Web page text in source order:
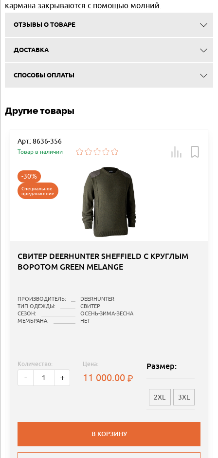
кармана закрываются с помощью молний.
ОТЗЫВЫ О ТОВАРЕ
ДОСТАВКА
СПОСОБЫ ОПЛАТЫ
Другие товары
Арт.: 8636-356
Товар в наличии
-30%
Специальное
предложение
СВИТЕР DEERHUNTER SHEFFIELD С КРУГЛЫМ
ВОРОТОМ GREEN MELANGE
ПРОИЗВОДИТЕЛЬ:
DEERHUNTER
ТИП ОДЕЖДЫ:
СВИТЕР
СЕЗОН:
ОСЕНЬ-ЗИМА-ВЕСНА
МЕМБРАНА:
НЕТ
Количество:
- +
Цена:
11 000.00
Размер:
2XL 3XL
В КОРЗИНУ